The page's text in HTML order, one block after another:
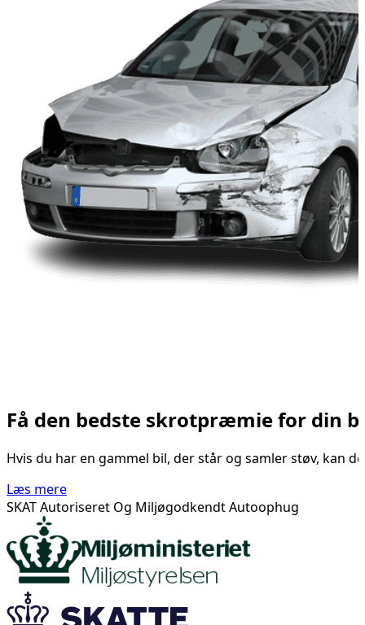
Få den bedste skrotpræmie for din
Hvis du har en gammel bil, der står og samler støv, kan
Læs mere
SKAT Autoriseret Og Miljøgodkendt Autoophug